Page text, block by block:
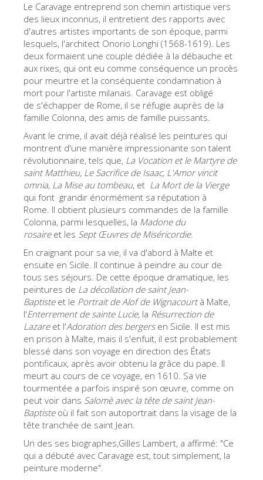
Le Palazzo Vecchio
Santa Maria Novella
la Basilique de Santa Croce
Réserver
Réserver une visite guidée
Les billets coupe-file
FR
ENGLISH
中文
DEUTSCH
FRANÇAIS
ESPAÑOL
Le Caravage entreprend son chemin artistique vers
des lieux inconnus, il entretient des rapports avec
d'autres artistes importants de son époque, parmi
lesquels, l'architect Onorio Longhi (1568-1619). Les
deux formaient une couple dédiée à la débauche et
aux rixes, qui ont eu comme conséquence un procès
pour meurtre et la conséquente condamnation à
mort pour l'artiste milanais. Caravage est obligé
de s'échapper de Rome, il se réfugie auprès de la
famille Colonna, des amis de famille puissants.
Avant le crime, il avait déjà réalisé les peintures qui
montrent d'une manière impressionante son talent
révolutionnaire, tels que, La Vocation et le Martyre de
saint Matthieu, Le Sacrifice de Isaac, L'Amor vincit
omnia, La Mise au tombeau, et La Mort de la Vierge
qui font grandir énormément sa réputation à
Rome. Il obtient plusieurs commandes de la famille
Colonna, parmi lesquelles, la Madone du
rosaire et les Sept Œuvres de Miséricordie.
En craignant pour sa vie, il va d'abord à Malte et
ensuite en Sicile. Il continue à peindre au cour de
tous ses séjours. De cette époque dramatique, les
peintures de La décollation de saint Jean-
Baptisteet le Portrait deAlof de Wignacourtà Malte,
l'Enterrement de sainte Lucie, la Résurrection de
Lazare et l'Adoration des bergersen Sicile. Il est mis
en prison à Malte, mais il s'enfuit, il est probablement
blessé dans son voyage en direction des États
pontificaux, après avoir obtenu la grâce du pape. Il
meurt au cours de ce voyage, en 1610. Sa vie
tourmentée a parfois inspiré son œuvre, comme on
peut voir dans Salomè avec la tête de saint Jean-
Baptiste où il fait son autoportrait dans la visage de la
tête tranchée de saint Jean.
Un des ses biographes,Gilles Lambert, a affirmé: "Ce
qui a débuté avec Caravage est, tout simplement, la
peinture moderne".